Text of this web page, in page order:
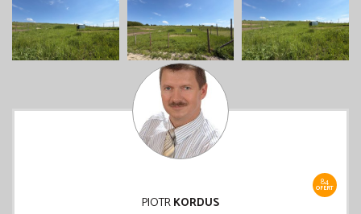
84
OFERT
PIOTRKORDUS